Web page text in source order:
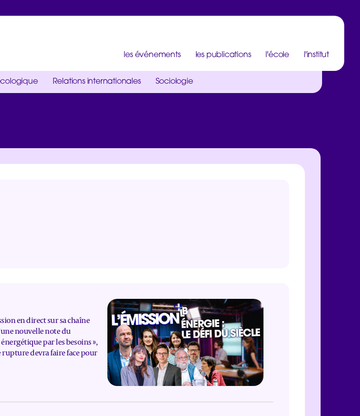
l'institut
l'école
les publications
les événements
Relations internationales Sociologie
en direct sur sa chaîne
nouvelle note du
par les besoins »,
rupture devra faire face pour